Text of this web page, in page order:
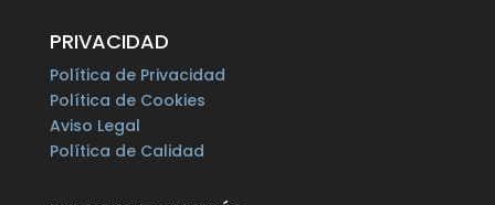
PRIVACIDAD
Política de Privacidad
Política de Cookies
Aviso Legal
Política de Calidad